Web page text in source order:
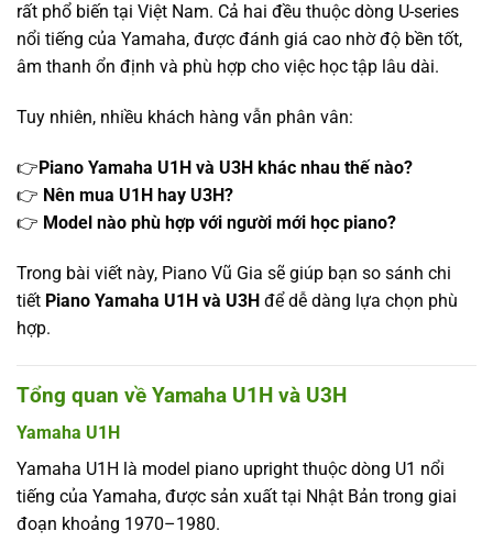
rất phổ biến tại Việt Nam. Cả hai đều thuộc dòng U-series
nổi tiếng của Yamaha, được đánh giá cao nhờ độ bền tốt,
âm thanh ổn định và phù hợp cho việc học tập lâu dài.
Tuy nhiên, nhiều khách hàng vẫn phân vân:
👉Piano Yamaha U1H và U3H khác nhau thế nào?
👉 Nên mua U1H hay U3H?
👉 Model nào phù hợp với người mới học piano?
Trong bài viết này, Piano Vũ Gia sẽ giúp bạn so sánh chi
tiết Piano Yamaha U1H và U3H để dễ dàng lựa chọn phù
hợp.
Tổng quan về Yamaha U1H và U3H
Yamaha U1H
Yamaha U1H là model piano upright thuộc dòng U1 nổi
tiếng của Yamaha, được sản xuất tại Nhật Bản trong giai
đoạn khoảng 1970–1980.